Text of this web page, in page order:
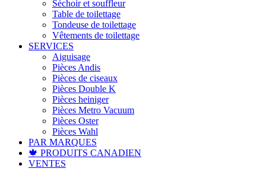
Séchoir et souffleur
Table de toilettage
Tondeuse de toilettage
Vêtements de toilettage
SERVICES
Aiguisage
Pièces Andis
Pièces de ciseaux
Pièces Double K
Pièces heiniger
Pièces Metro Vacuum
Pièces Oster
Pièces Wahl
PAR MARQUES
🍁 PRODUITS CANADIEN
VENTES